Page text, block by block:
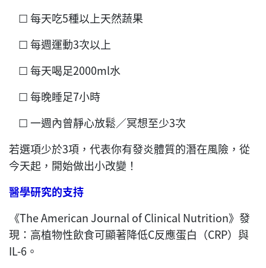
☐ 每天吃5種以上天然蔬果
☐ 每週運動3次以上
☐ 每天喝足2000ml水
☐ 每晚睡足7小時
☐ 一週內曾靜心放鬆／冥想至少3次
若選項少於3項，代表你有發炎體質的潛在風險，從
今天起，開始做出小改變！
醫學研究的支持
《The American Journal of Clinical Nutrition》發
現：高植物性飲食可顯著降低C反應蛋白（CRP）與
IL-6。